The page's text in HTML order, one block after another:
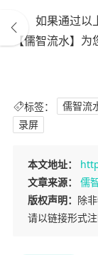
如果通过以上
【儒智流水】为
标签： 儒智流
录屏
本文地址：
文章来源：
儒
版权声明： 除
请以链接形式注